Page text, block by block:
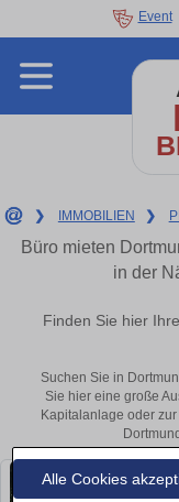
Alle Cookies
Event
❯ IMMOBILIEN ❯
Büro mieten
in der
Finden Sie hier
Suchen Sie in
Sie hier eine große
Kapitalanlage oder